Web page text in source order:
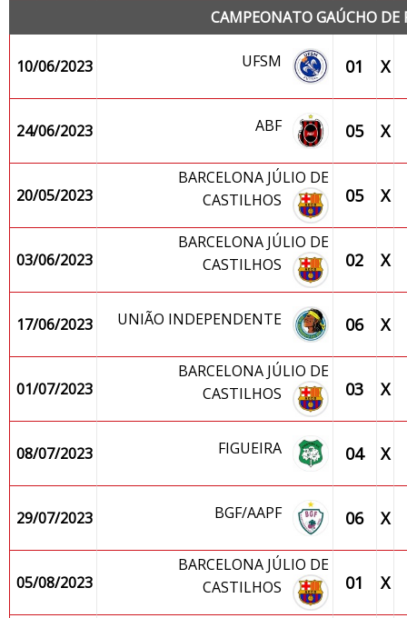
CAMPEONATO GAÚCHO DE
10/06/2023 UFSM 01 X
24/06/2023 ABF 05 X
20/05/2023
BARCELONA JÚLIO DE
CASTILHOS
05 X
03/06/2023
BARCELONA JÚLIO DE
CASTILHOS
02 X
17/06/2023 UNIÃO INDEPENDENTE 06 X
01/07/2023
BARCELONA JÚLIO DE
CASTILHOS
03 X
08/07/2023 FIGUEIRA 04 X
29/07/2023 BGF/AAPF 06 X
05/08/2023
BARCELONA JÚLIO DE
CASTILHOS
01 X